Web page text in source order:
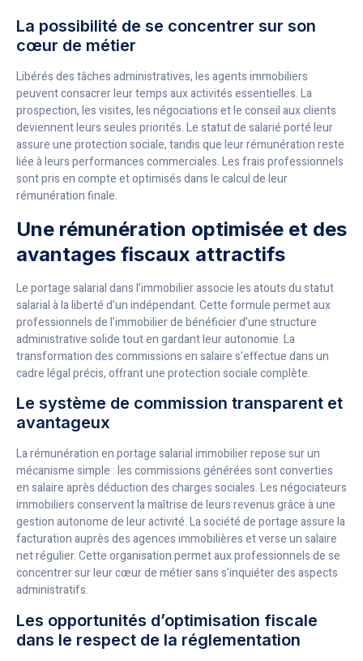
La possibilité de se concentrer sur son
cœur de métier
Libérés des tâches administratives, les agents immobiliers
peuvent consacrer leur temps aux activités essentielles. La
prospection, les visites, les négociations et le conseil aux clients
deviennent leurs seules priorités. Le statut de salarié porté leur
assure une protection sociale, tandis que leur rémunération reste
liée à leurs performances commerciales. Les frais professionnels
sont pris en compte et optimisés dans le calcul de leur
rémunération finale.
Une rémunération optimisée et des
avantages fiscaux attractifs
Le portage salarial dans l’immobilier associe les atouts du statut
salarial à la liberté d’un indépendant. Cette formule permet aux
professionnels de l’immobilier de bénéficier d’une structure
administrative solide tout en gardant leur autonomie. La
transformation des commissions en salaire s’effectue dans un
cadre légal précis, offrant une protection sociale complète.
Le système de commission transparent et
avantageux
La rémunération en portage salarial immobilier repose sur un
mécanisme simple : les commissions générées sont converties
en salaire après déduction des charges sociales. Les négociateurs
immobiliers conservent la maîtrise de leurs revenus grâce à une
gestion autonome de leur activité. La société de portage assure la
facturation auprès des agences immobilières et verse un salaire
net régulier. Cette organisation permet aux professionnels de se
concentrer sur leur cœur de métier sans s’inquiéter des aspects
administratifs.
Les opportunités d’optimisation fiscale
dans le respect de la réglementation